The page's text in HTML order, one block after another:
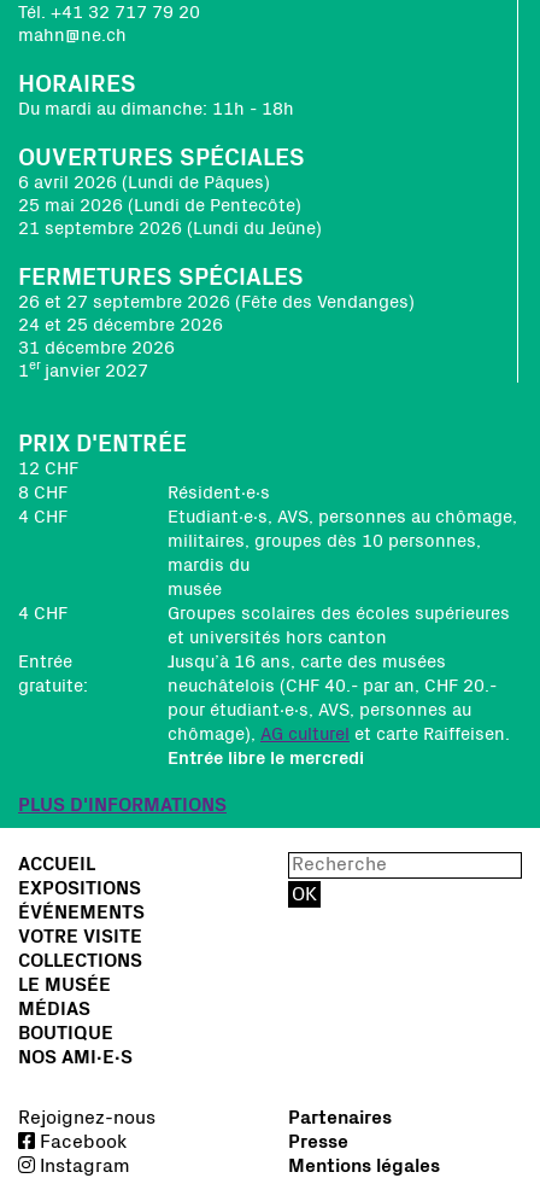
Tél. +41 32 717 79 20
mahn@ne.ch
HORAIRES
Du mardi au dimanche: 11h - 18h
OUVERTURES SPÉCIALES
6 avril 2026 (Lundi de Pâques)
25 mai 2026 (Lundi de Pentecôte)
21 septembre 2026 (Lundi du Jeûne)
FERMETURES SPÉCIALES
26 et 27 septembre 2026 (Fête des Vendanges)
24 et 25 décembre 2026
31 décembre 2026
1er janvier 2027
PRIX D'ENTRÉE
12 CHF
8 CHF
Résident∙e∙s
4 CHF
Etudiant∙e∙s, AVS, personnes au chômage,
militaires, groupes dès 10 personnes,
mardis du
musée
4 CHF
Groupes scolaires des écoles supérieures
et universités hors canton
Entrée
gratuite:
Jusqu’à 16 ans, carte des musées
neuchâtelois (CHF 40.- par an, CHF 20.-
pour étudiant∙e∙s, AVS, personnes au
chômage), AG culturel et carte Raiffeisen.
Entrée libre le mercredi
PLUS D'INFORMATIONS
ACCUEIL
EXPOSITIONS
ÉVÉNEMENTS
VOTRE VISITE
COLLECTIONS
LE MUSÉE
MÉDIAS
BOUTIQUE
NOS AMI∙E∙S
Rejoignez-nous
Facebook
Instagram
Partenaires
Presse
Mentions légales